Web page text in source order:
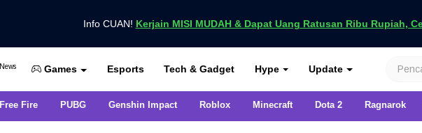
Info CUAN! Kerjain MISI MUDAH & Dapat Uang Ratusan Ribu Rupiah,
VCGamers News
News
Dapatkan Berita Games Terbaru Hanya di VCGamers
Games Esports Tech & Gadget Hype Update
Free Fire PUBG Genshin Impact Roblox Minecraft Dota 2 Ragnarok